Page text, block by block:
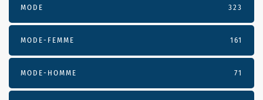
MODE 323
MODE-FEMME 161
MODE-HOMME 71